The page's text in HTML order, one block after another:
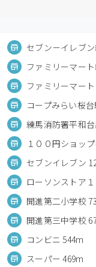
セブン－イレブ
ファミリーマー
ファミリーマー
コープみらい桜
練馬消防署平和
１００円ショッ
セブンイレブン
ローソンストア
開進第二小学校
開進第三中学校
コンビニ 544m
スーパー 469m